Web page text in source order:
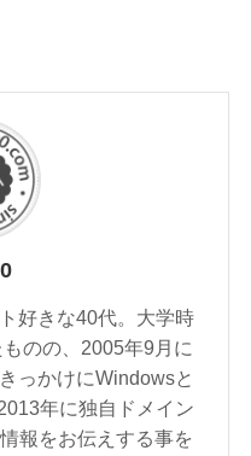
好きな40代。大学時
のの、2005年9月に
っかけにWindowsと
年に独自ドメイン
報をお伝えする事を